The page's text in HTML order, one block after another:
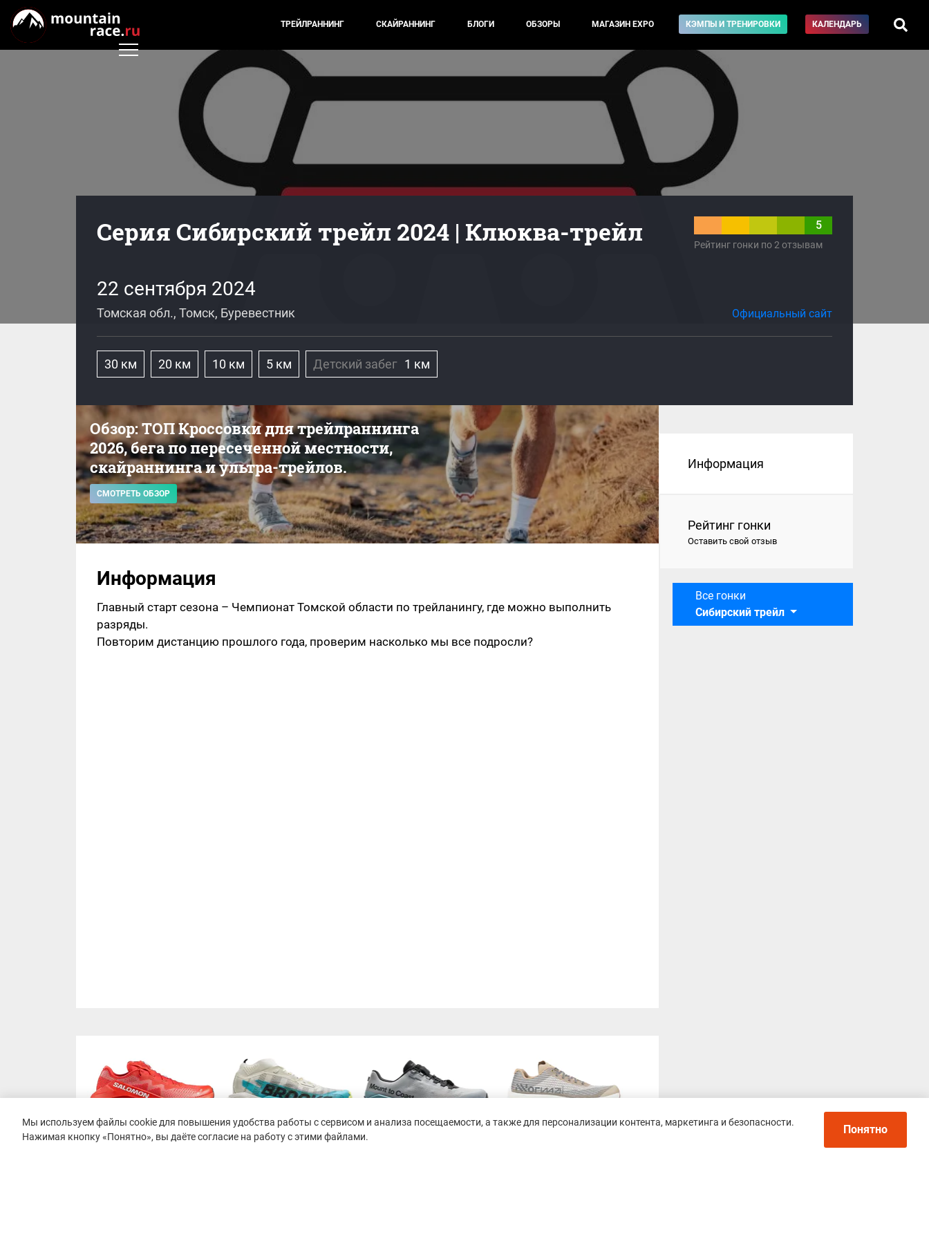
ТРЕЙЛРАННИНГ СКАЙРАННИНГ БЛОГИ ОБЗОРЫ МАГАЗИН EXPO КЭМПЫ И ТРЕНИРОВКИ КАЛЕНДАРЬ
Серия Сибирский трейл 2024 | Клюква-трейл 5
Рейтинг гонки по 2 отзывам
22 сентября 2024
Томская обл., Томск, Буревестник Официальный сайт
30 км 20 км 10 км 5 км Детский забег 1 км
Обзор: ТОП Кроссовки для трейлраннинга
2026, бега по пересеченной местности,
скайраннинга и ультра-трейлов.
СМОТРЕТЬ ОБЗОР
Информация
Главный старт сезона – Чемпионат Томской области по трейланингу, где можно выполнить
разряды.
Повторим дистанцию прошлого года, проверим насколько мы все подросли?
Информация
Рейтинг гонки
Оставить свой отзыв
Все гонки
Сибирский трейл
Мы используем файлы cookie для повышения удобства работы с сервисом и анализа посещаемости, а также для персонализации контента, маркетинга и безопасности.
Нажимая кнопку «Понятно», вы даёте согласие на работу с этими файлами.
Понятно